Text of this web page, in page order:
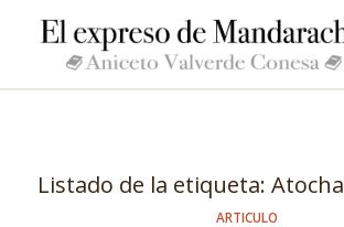
Listado de la etiqueta: Atocha
ARTICULO